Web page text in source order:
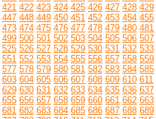
421 422 423 424 425 426 427 428 429
447 448 449 450 451 452 453 454 455
473 474 475 476 477 478 479 480 481
499 500 501 502 503 504 505 506 507
525 526 527 528 529 530 531 532 533
551 552 553 554 555 556 557 558 559
577 578 579 580 581 582 583 584 585
603 604 605 606 607 608 609 610 611
629 630 631 632 633 634 635 636 637
655 656 657 658 659 660 661 662 663
681 682 683 684 685 686 687 688 689